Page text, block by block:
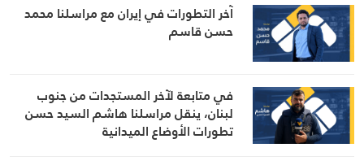
آخر التطورات في إيران مع مراسلنا محمد
حسن قاسم
في متابعة لآخر المستجدات من جنوب
لبنان، ينقل مراسلنا هاشم السيد حسن
تطورات الأوضاع الميدانية